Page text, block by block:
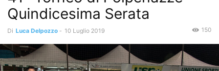
Quindicesima Serata
Di Luca Delpozzo - 10 Luglio 2019 150